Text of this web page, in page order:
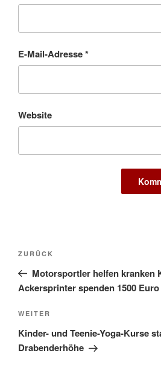
E-Mail-Adresse*
Website
Beitragsnavigation
Vorheriger
Beitrag
ZURÜCK
Motorsportler helfen kranken
Ackersprinter spenden 1500
Nächster
Beitrag
WEITER
Kinder- und Teenie-Yoga-Kurse
Drabenderhöhe